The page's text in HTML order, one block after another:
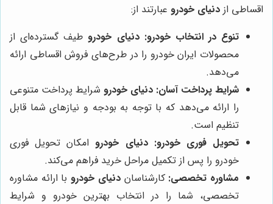
اقساطی از دنیای خودرو عبارتند از:
تنوع در انتخاب خودرو: دنیای خودرو طیف گسترده‌ای از
محصولات ایران خودرو را در طرح‌های فروش اقساطی ارائه
می‌دهد.
شرایط پرداخت آسان: دنیای خودرو شرایط پرداخت متنوعی
را ارائه می‌دهد که با توجه به بودجه و نیازهای شما قابل
تنظیم است.
تحویل فوری خودرو: دنیای خودرو امکان تحویل فوری
خودرو را پس از تکمیل مراحل خرید فراهم می‌کند.
مشاوره تخصصی: کارشناساندنیای خودرو با ارائه مشاوره
تخصصی، شما را در انتخاب بهترین خودرو و شرایط